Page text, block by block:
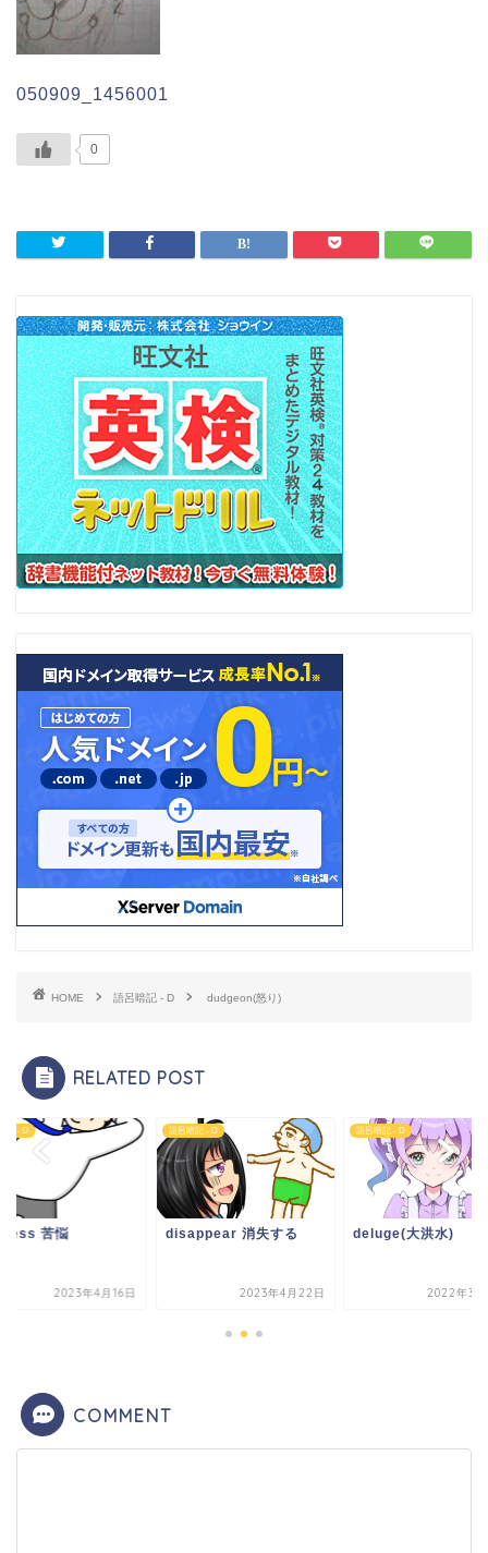
050909_1456001
0
HOME 語呂暗記 - D dudgeon(怒り)
RELATED POST
記 - D
苦悩
2023年4月16日
語呂暗記 - D
disappear 消失する
2023年4月22日
語呂暗記 - D
deluge(大洪水)
2022年3
COMMENT